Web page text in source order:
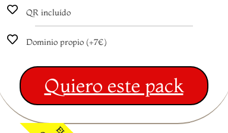
QR incluído
Dominio propio (+7€)
Quiero este pack